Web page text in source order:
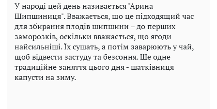
У народі цей день називається "Арина
Шипшиниця". Вважається, що це підходящий час
для збирання плодів шипшини – до перших
заморозків, оскільки вважається, що ягоди
найсильніші. Їх сушать, а потім заварюють у чай,
щоб відвести застуду та безсоння. Ще одне
традиційне заняття цього дня - шатківниця
капусти на зиму.